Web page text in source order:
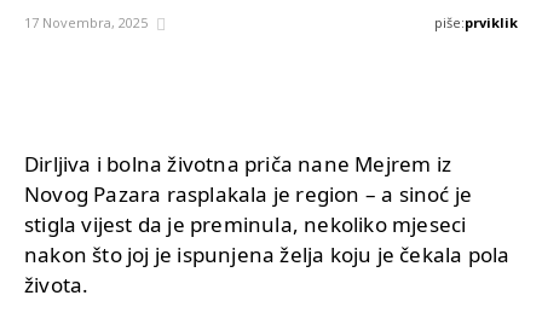
17 Novembra, 2025 piše:prviklik
Dirljiva i bolna životna priča nane Mejrem iz
Novog Pazara rasplakala je region – a sinoć je
stigla vijest da je preminula, nekoliko mjeseci
nakon što joj je ispunjena želja koju je čekala pola
života.